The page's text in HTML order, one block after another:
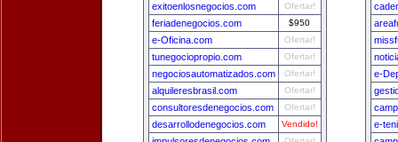
exitoenlosnegocios.com Ofertar!
feriadenegocios.com $950
e-Oficina.com Ofertar!
tunegociopropio.com Ofertar!
negociosautomatizados.com Ofertar!
alquileresbrasil.com Ofertar!
consultoresdenegocios.com Ofertar!
desarrollodenegocios.com Vendido!
e-
e-